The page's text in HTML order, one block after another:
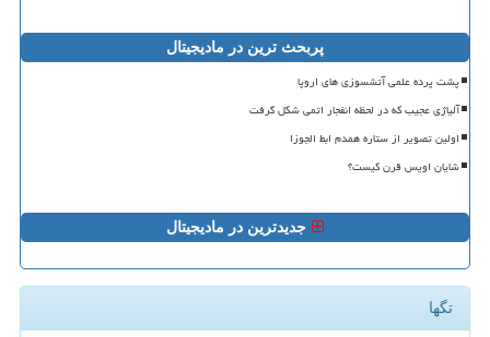
پربحث ترین در مادیجیتال
پشت پرده علمی آتشسوزی های اروپا
آلیاژی عجیب که در لحظه انفجار اتمی شکل گرفت
اولین تصویر از ستاره همدم ابط الجوزا
شایان اویس قرن کیست؟
جدیدترین در مادیجیتال
تگها